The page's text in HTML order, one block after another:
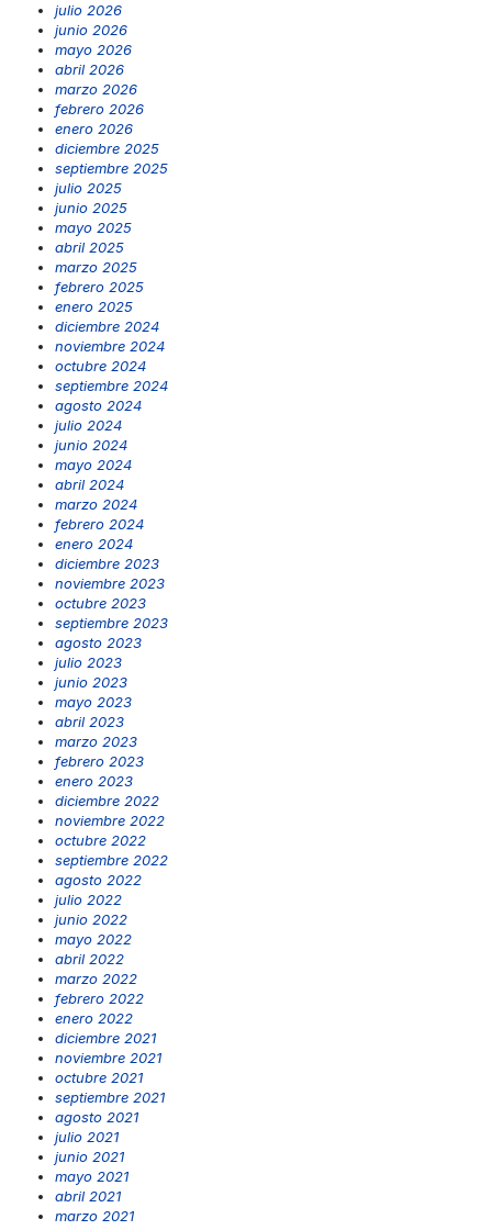
julio 2026
junio 2026
mayo 2026
abril 2026
marzo 2026
febrero 2026
enero 2026
diciembre 2025
septiembre 2025
julio 2025
junio 2025
mayo 2025
abril 2025
marzo 2025
febrero 2025
enero 2025
diciembre 2024
noviembre 2024
octubre 2024
septiembre 2024
agosto 2024
julio 2024
junio 2024
mayo 2024
abril 2024
marzo 2024
febrero 2024
enero 2024
diciembre 2023
noviembre 2023
octubre 2023
septiembre 2023
agosto 2023
julio 2023
junio 2023
mayo 2023
abril 2023
marzo 2023
febrero 2023
enero 2023
diciembre 2022
noviembre 2022
octubre 2022
septiembre 2022
agosto 2022
julio 2022
junio 2022
mayo 2022
abril 2022
marzo 2022
febrero 2022
enero 2022
diciembre 2021
noviembre 2021
octubre 2021
septiembre 2021
agosto 2021
julio 2021
junio 2021
mayo 2021
abril 2021
marzo 2021